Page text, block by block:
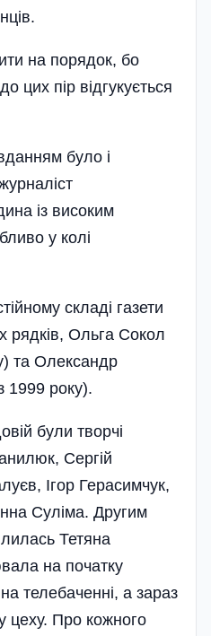
на порядок, бо
цих пір відгукується
було і
із високим
у колі
складі газети
рядків, Оль­га Сокол
та Олександр
1999 року).
були творчі
Сергій
Ігор Герасимчук,
Суліма. Другим
Тетяна
на початку
телебаченні, а зараз
цеху. Про кожного